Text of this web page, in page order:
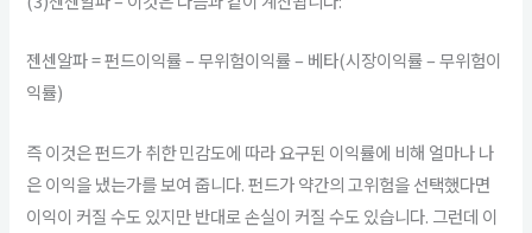
젠센알파 = 펀드이익률 – 무위험이익률 – 베타(시장이익률 – 무위험이
익률)
즉 이것은 펀드가 취한 민감도에 따라 요구된 이익률에 비해 얼마나 나
은 이익을 냈는가를 보여 줍니다. 펀드가 약간의 고위험을 선택했다면
이익이 커질 수도 있지만 반대로 손실이 커질 수도 있습니다. 그런데 이